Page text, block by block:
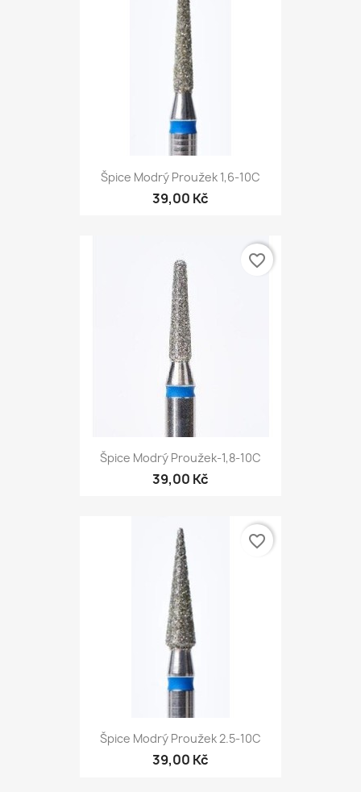
Špice Modrý Proužek 1,6-10С
39,00 Kč
Špice Modrý Proužek-1,8-10С
39,00 Kč
favorite_border
Špice Modrý Proužek 2.5-10С
39,00 Kč
favorite_border